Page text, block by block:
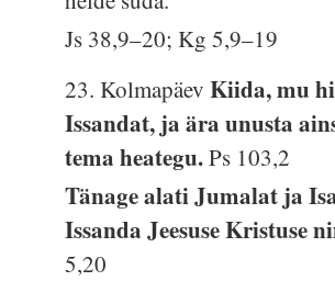
Js 38,9–20; Kg 5,9–19
23. KolmapäevKiida, mu
Issandat, ja ära unusta
tema heategu.Ps 103,2
Tänage alati Jumalat ja
Issanda Jeesuse Kristuse
5,20